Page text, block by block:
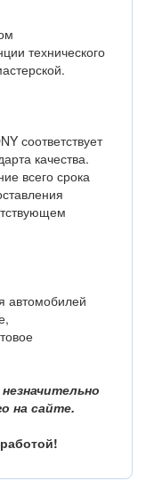
технического
соответствует
качества.
всего срока
автомобилей
на сайте.